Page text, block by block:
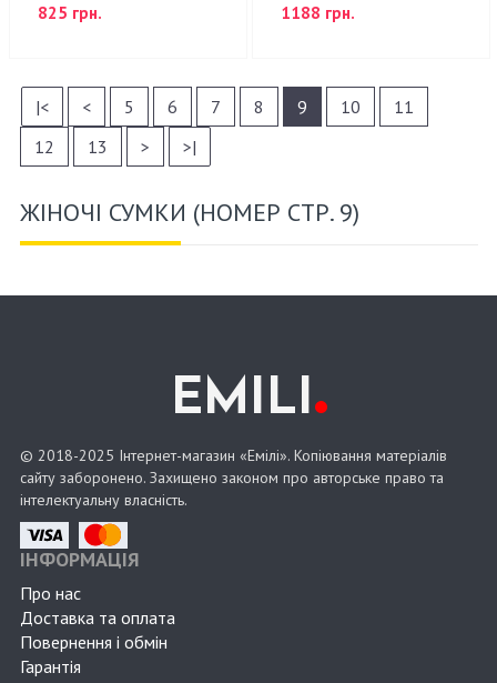
825 грн. 1188 грн.
|< < 5 6 7 8 9 10
11
12
13 > >|
ЖІНОЧІ СУМКИ (НОМЕР СТР. 9)
EMILI.
© 2018-2025 Інтернет-магазин «Емілі». Копіювання матеріалів
сайту заборонено. Захищено законом про авторське право та
інтелектуальну власність.
ІНФОРМАЦІЯ
Про нас
Доставка та оплата
Повернення і обмін
Гарантія